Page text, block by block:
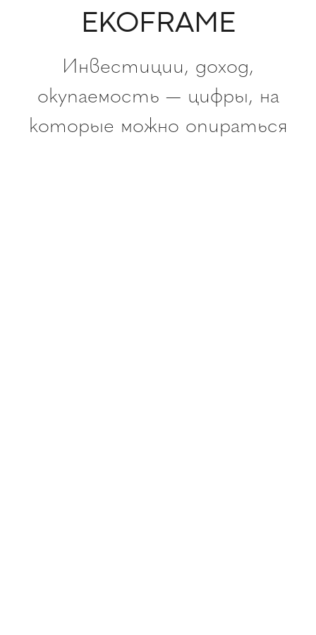
EKOFRAME
Инвестиции, доход,
окупаемость — цифры, на
которые можно опираться